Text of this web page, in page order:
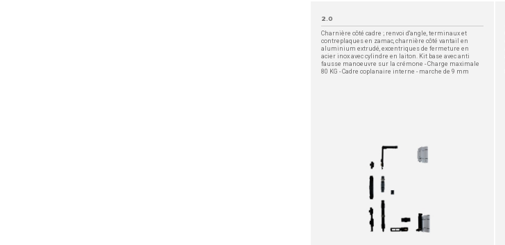
2.0
Charnière côté cadre ; renvoi d'angle, terminaux et
contreplaques en zamac, charnière côté vantail en
aluminium extrudé, excentriques de fermeture en
acier inox avec cylindre en laiton. Kit base avec anti
fausse manoeuvre sur la crémone - Charge maximale
80 KG - Cadre coplanaire interne - marche de 9 mm